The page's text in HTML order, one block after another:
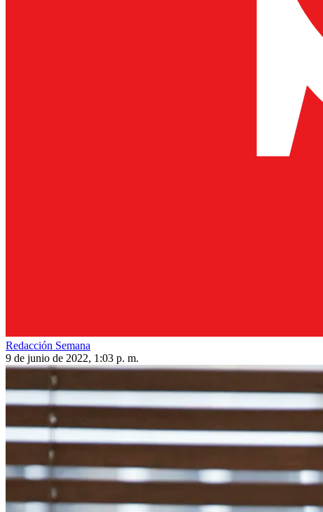
Redacción Semana
9 de junio de 2022, 1:03 p. m.